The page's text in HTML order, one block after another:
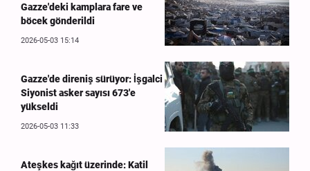
Gazze'deki kamplara fare ve
böcek gönderildi
2026-05-03 15:14
Gazze'de direniş sürüyor: İşgalci
Siyonist asker sayısı 673'e
yükseldi
2026-05-03 11:33
Ateşkes kağıt üzerinde: Katil